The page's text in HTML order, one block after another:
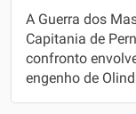
A Guerra dos
Capitania de
confronto
engenho de